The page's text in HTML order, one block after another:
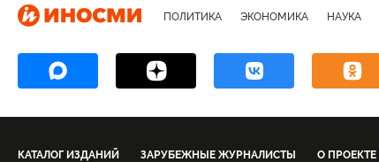
ПОЛИТИКА ЭКОНОМИКА НАУКА
КАТАЛОГ ИЗДАНИЙ ЗАРУБЕЖНЫЕ ЖУРНАЛИСТЫ О ПРОЕКТЕ